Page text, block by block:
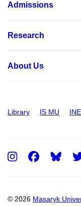
Admissions
Research
About Us
Library IS MU
© 2026 Masaryk